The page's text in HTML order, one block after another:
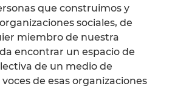
que construimos y
sociales, de
miembro de nuestra
encontrar un espacio de
de un medio de
de esas organizaciones